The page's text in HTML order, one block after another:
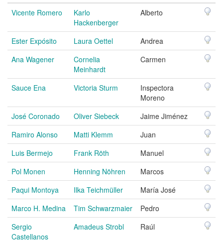
Vicente Romero
Karlo
Hackenberger
Alberto
Ester Expósito Laura Oettel
Andrea
Ana Wagener
Cornelia
Meinhardt
Carmen
Sauce Ena Victoria Sturm
Inspectora
Moreno
José Coronado
Oliver Siebeck
Jaime Jiménez
Ramiro Alonso
Matti Klemm
Juan
Luis Bermejo
Frank Röth
Manuel
Pol Monen
Henning Nöhren
Marcos
Paqui Montoya
Ilka Teichmüller
María José
Marco H. Medina
Tim Schwarzmaier
Pedro
Sergio
Castellanos
Amadeus Strobl Raúl